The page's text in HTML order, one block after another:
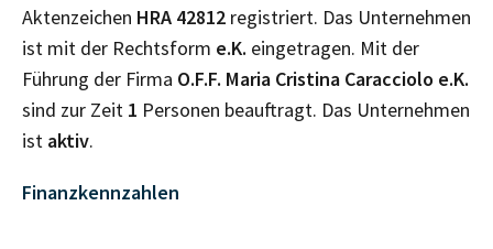
Aktenzeichen HRA 42812 registriert. Das Unternehmen
ist mit der Rechtsform e.K. eingetragen. Mit der
Führung der Firma O.F.F. Maria Cristina Caracciolo e.K.
sind zur Zeit 1 Personen beauftragt. Das Unternehmen
ist aktiv.
Finanzkennzahlen